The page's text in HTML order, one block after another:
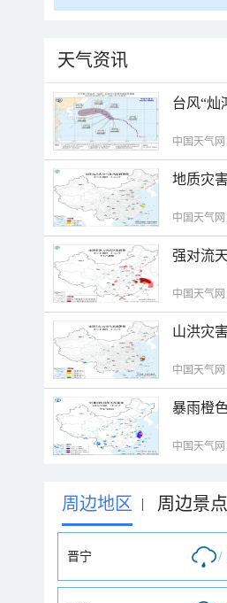
天气资讯
台风“灿
中国天气网
地质灾
中国天气网
强对流
中国天气网
山洪灾
中国天气网
暴雨橙
中国天气网
周边地区 | 周边景点
晋宁 /